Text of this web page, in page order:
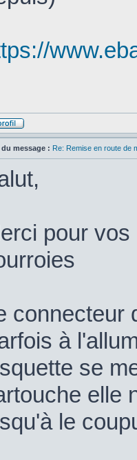
message : Re: Remise en route de
pour
connecteur
à
se
elle
le